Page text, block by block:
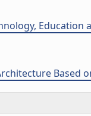
Education
Based